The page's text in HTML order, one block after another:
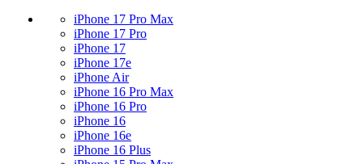
iPhone 17 Pro Max
iPhone 17 Pro
iPhone 17
iPhone 17e
iPhone Air
iPhone 16 Pro Max
iPhone 16 Pro
iPhone 16
iPhone 16e
iPhone 16 Plus